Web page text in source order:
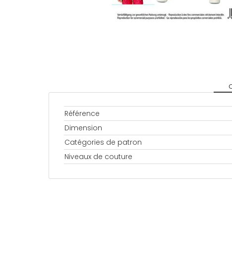
Référence
Dimension
Catégories de patron
Niveaux de couture